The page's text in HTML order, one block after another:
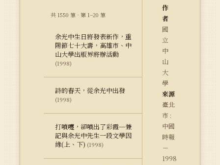
共 1550 筆 · 第 1–20 筆
余光中生日將發表新作，重
陽節七十大壽，高雄市、中
山大學出版界將辦活動
(1998)
詩的春天，從余光中出發
(1998)
打噴嚏，卻噴出了彩霞─兼
記與余光中先生一段文學因
緣(上、下) (1998)
作
者
國
立
中
山
大
學
來源
臺北
市 :
中國
時報
－
1998